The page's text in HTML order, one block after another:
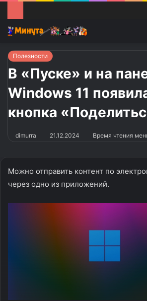
Полезности
В «Пуске» и на
Windows 11
кнопка
dimurra 21.12.2024 Время чтения
Можно отправить контент по
через одно из приложений.